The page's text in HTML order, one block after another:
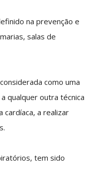
na prevenção e
salas de
como uma
qualquer outra técnica
cardíaca, a realizar
tem sido